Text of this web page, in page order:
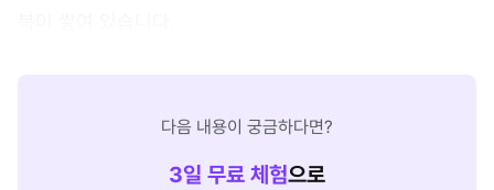
다음 내용이 궁금하다면?
3일 무료 체험으로